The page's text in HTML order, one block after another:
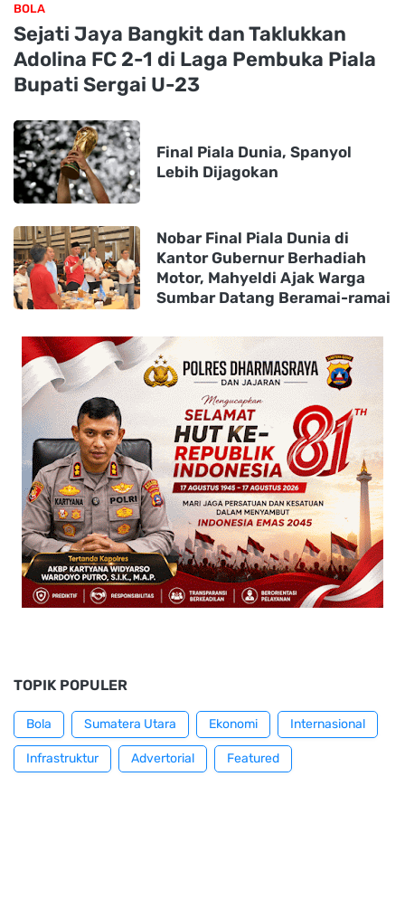
BOLA
Sejati Jaya Bangkit dan Taklukkan
Adolina FC 2-1 di Laga Pembuka Piala
Bupati Sergai U-23
Final Piala Dunia, Spanyol
Lebih Dijagokan
Nobar Final Piala Dunia di
Kantor Gubernur Berhadiah
Motor, Mahyeldi Ajak Warga
Sumbar Datang Beramai-ramai
TOPIK POPULER
Bola Sumatera Utara Ekonomi Internasional
Infrastruktur Advertorial Featured